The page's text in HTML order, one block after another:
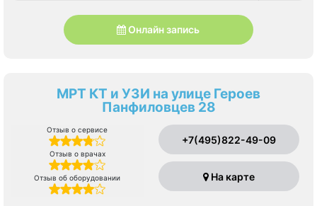
Онлайн запись
МРТ КТ и УЗИ на улице Героев
Панфиловцев 28
Отзыв о сервисе
Отзыв о врачах
Отзыв об оборудовании
+7(495)822-49-09
На карте